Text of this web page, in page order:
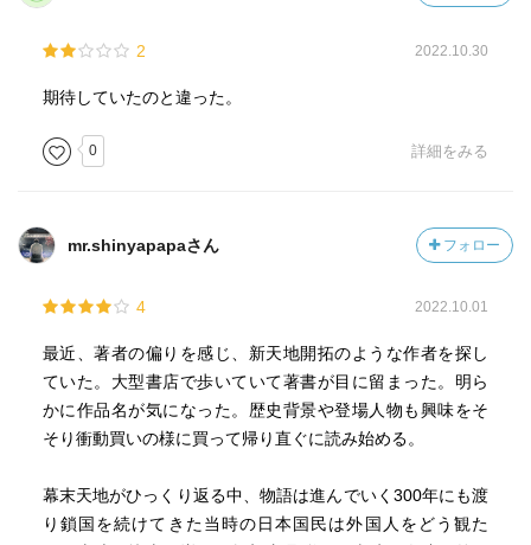
2 2022.10.30
期待していたのと違った。
0 詳細をみる
mr.shinyapapaさん フォロー
4 2022.10.01
最近、著者の偏りを感じ、新天地開拓のような作者を探し
ていた。大型書店で歩いていて著書が目に留まった。明ら
かに作品名が気になった。歴史背景や登場人物も興味をそ
そり衝動買いの様に買って帰り直ぐに読み始める。
幕末天地がひっくり返る中、物語は進んでいく300年にも渡
り鎖国を続けてきた当時の日本国民は外国人をどう観た